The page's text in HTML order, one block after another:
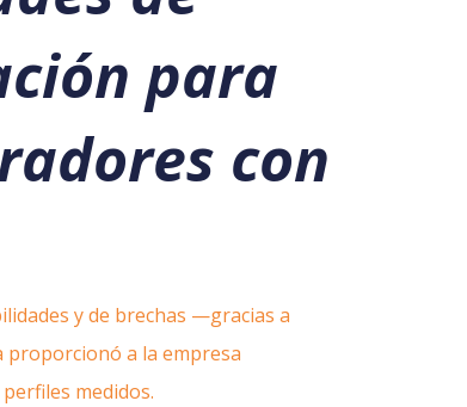
para
con
y de brechas —gracias a
a la empresa
medidos.